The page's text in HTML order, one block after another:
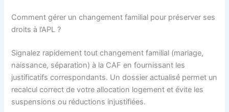
Comment gérer un changement familial pour préserver ses
droits à l’APL ?
Signalez rapidement tout changement familial (mariage,
naissance, séparation) à la CAF en fournissant les
justificatifs correspondants. Un dossier actualisé permet un
recalcul correct de votre allocation logement et évite les
suspensions ou réductions injustifiées.